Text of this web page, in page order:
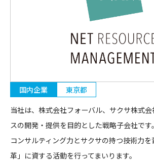
国内企業
東京都
当社は、株式会社フォーバル、サクサ株式
スの開発・提供を目的とした戦略子会社で
コンサルティング力とサクサの持つ技術力
革」に資する活動を行ってまいります。